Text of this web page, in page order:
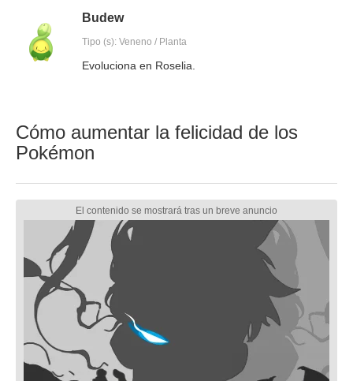
Budew
Tipo (s): Veneno / Planta
Evoluciona en Roselia.
Cómo aumentar la felicidad de los
Pokémon